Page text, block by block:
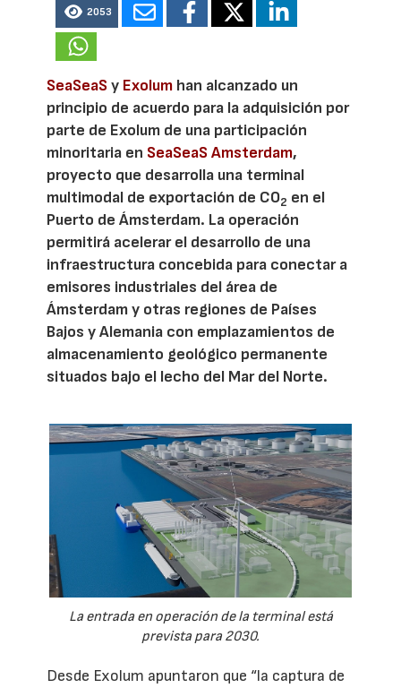
2053
SeaSeaSy Exolum han alcanzado un
principio de acuerdo para la adquisición por
parte de Exolum de una participación
minoritaria en SeaSeaS Amsterdam,
proyecto que desarrolla una terminal
multimodal de exportación de CO2 en el
Puerto de Ámsterdam. La operación
permitirá acelerar el desarrollo de una
infraestructura concebida para conectar a
emisores industriales del área de
Ámsterdam y otras regiones de Países
Bajos y Alemania con emplazamientos de
almacenamiento geológico permanente
situados bajo el lecho del Mar del Norte.
La entrada en operación de la terminal está
prevista para 2030.
Desde Exolum apuntaron que “la captura de